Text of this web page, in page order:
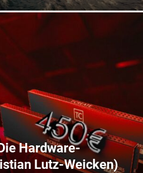
Hardware-
Lutz-Weicken)